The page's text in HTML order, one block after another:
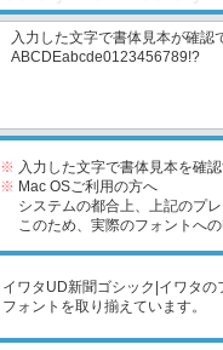
※ 入力した文字で書体見本を確
※ Mac OSご利用の方へ
システムの都合上、上記のプ
このため、実際のフォントへの
イワタUD新聞ゴシック|イワタ
フォントを取り揃えています。